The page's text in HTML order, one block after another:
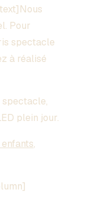
Pour
spectacle
à réalisé
spectacle,
plein jour.
,